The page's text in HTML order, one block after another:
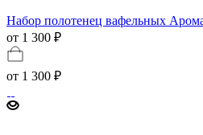
Набор полотенец вафельных
от 1 300 ₽
от 1 300 ₽